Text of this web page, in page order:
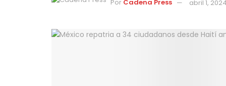
Por Cadena Press abril 1,